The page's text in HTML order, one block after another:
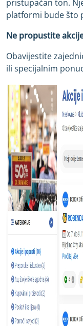
pristupačan ton.
platformi bude što
Ne propustite
Obavijestite
ili specijalnim